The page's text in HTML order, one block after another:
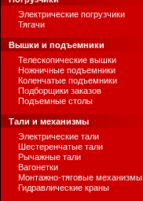
Электрические погрузчики
Тягачи
Вышки и подъемники
Телескопические вышки
Ножничные подъемники
Коленчатые подъемники
Подборщики заказов
Подъемные столы
Тали и механизмы
Электрические тали
Шестеренчатые тали
Рычажные тали
Вагонетки
Монтажно-тяговые механизмы
Гидравлические краны